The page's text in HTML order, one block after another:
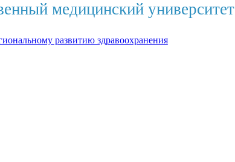
медицинский университет
развитию здравоохранения